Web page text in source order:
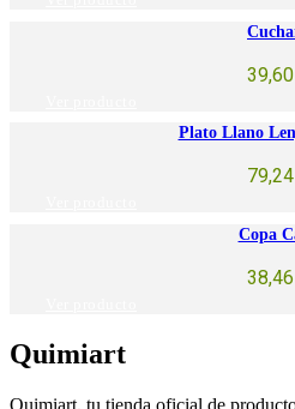
39,60
Plato Llano
79,24
Copa
38,46
Quimiart
Quimiart, tu tienda oficial de